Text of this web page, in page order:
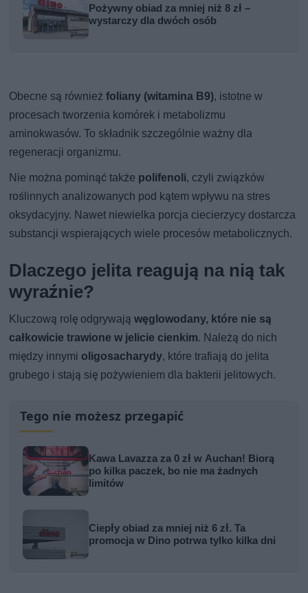
Pożywny obiad za mniej niż 8 zł –
wystarczy dla dwóch osób
Obecne są równieżfoliany (witamina B9), istotne w
procesach tworzenia komórek i metabolizmu
aminokwasów. To składnik szczególnie ważny dla
regeneracji organizmu.
Nie można pominąć także polifenoli, czyli związków
roślinnych analizowanych pod kątem wpływu na stres
oksydacyjny. Nawet niewielka porcja ciecierzycy dostarcza
substancji wspierających wiele procesów metabolicznych.
Dlaczego jelita reagują na nią tak
wyraźnie?
Kluczową rolę odgrywająwęglowodany, które nie są
całkowicie trawione w jelicie cienkim. Należą do nich
między innymi oligosacharydy, które trafiają do jelita
grubego i stają się pożywieniem dla bakterii jelitowych.
Tego nie możesz przegapić
Kawa Lavazza za 0 zł w Auchan! Biorą
po kilka paczek, bo nie ma żadnych
limitów
Ciepły obiad za mniej niż 6 zł. Ta
promocja w Dino potrwa tylko kilka dni